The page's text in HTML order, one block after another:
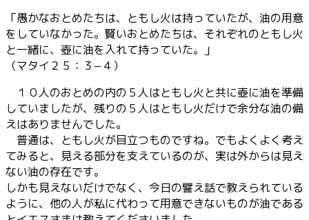
「愚かなおとめたちは、ともし火は持っていたが、油の用意
をしていなかった。賢いおとめたちは、それぞれのともし火
と一緒に、壺に油を入れて持っていた。」
（マタイ２５：３−４）
１０人のおとめの内の５人はともし火と共に壺に油を準備
していましたが、残りの５人はともし火だけで余分な油の備
えはありませんでした。
普通は、ともし火が目立つものですね。でもよくよく考え
てみると、見える部分を支えているのが、実は外からは見え
ない油の存在です。
しかも見えないだけでなく、今日の譬え話で教えられている
ように、他の人が私に代わって用意できないものが油である